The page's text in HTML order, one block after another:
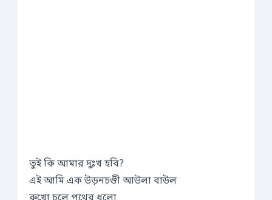
তুই কি আমার দুঃখ হবি?
এই আমি এক উড়নচণ্ডী আউলা বাউল